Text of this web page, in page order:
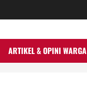
ARTIKEL & OPINI WARGA